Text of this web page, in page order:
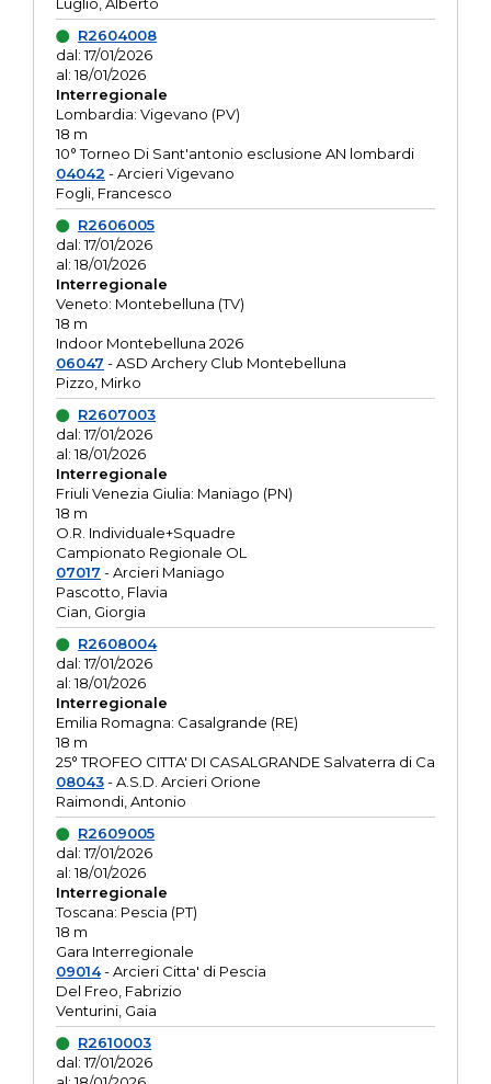
R2604008
dal: 17/01/2026
al: 18/01/2026
Interregionale
Lombardia: Vigevano (PV)
18 m
10° Torneo Di Sant'antonio esclusione AN lombardi
04042 - Arcieri Vigevano
Fogli, Francesco
R2606005
dal: 17/01/2026
al: 18/01/2026
Interregionale
Veneto: Montebelluna (TV)
18 m
Indoor Montebelluna 2026
06047 - ASD Archery Club Montebelluna
Pizzo, Mirko
R2607003
dal: 17/01/2026
al: 18/01/2026
Interregionale
Friuli Venezia Giulia: Maniago (PN)
18 m
O.R. Individuale+Squadre
Campionato Regionale OL
07017 - Arcieri Maniago
Pascotto, Flavia
Cian, Giorgia
R2608004
dal: 17/01/2026
al: 18/01/2026
Interregionale
Emilia Romagna: Casalgrande (RE)
18 m
25° TROFEO CITTA' DI CASALGRANDE Salvaterra di Ca
08043- A.S.D. Arcieri Orione
Raimondi, Antonio
R2609005
dal: 17/01/2026
al: 18/01/2026
Interregionale
Toscana: Pescia (PT)
18 m
Gara Interregionale
09014- Arcieri Citta' di Pescia
Del Freo, Fabrizio
Venturini, Gaia
R2610003
dal: 17/01/2026